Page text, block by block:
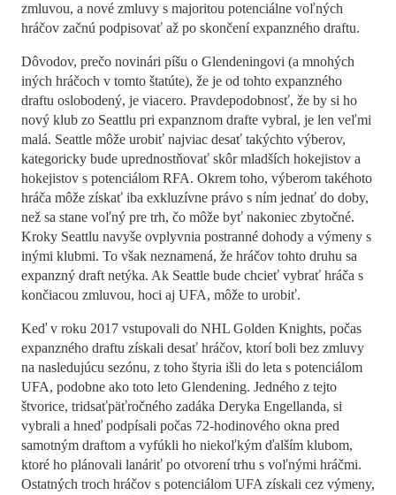
zmluvou, a nové zmluvy s majoritou potenciálne voľných
hráčov začnú podpisovať až po skončení expanzného draftu.
Dôvodov, prečo novinári píšu o Glendeningovi (a mnohých
iných hráčoch v tomto štatúte), že je od tohto expanzného
draftu oslobodený, je viacero. Pravdepodobnosť, že by si ho
nový klub zo Seattlu pri expanznom drafte vybral, je len veľmi
malá. Seattle môže urobiť najviac desať takýchto výberov,
kategoricky bude uprednostňovať skôr mladších hokejistov a
hokejistov s potenciálom RFA. Okrem toho, výberom takéhoto
hráča môže získať iba exkluzívne právo s ním jednať do doby,
než sa stane voľný pre trh, čo môže byť nakoniec zbytočné.
Kroky Seattlu navyše ovplyvnia postranné dohody a výmeny s
inými klubmi. To však neznamená, že hráčov tohto druhu sa
expanzný draft netýka. Ak Seattle bude chcieť vybrať hráča s
končiacou zmluvou, hoci aj UFA, môže to urobiť.
Keď v roku 2017 vstupovali do NHL Golden Knights, počas
expanzného draftu získali desať hráčov, ktorí boli bez zmluvy
na nasledujúcu sezónu, z toho štyria išli do leta s potenciálom
UFA, podobne ako toto leto Glendening. Jedného z tejto
štvorice, tridsaťpäťročného zadáka Deryka Engellanda, si
vybrali a hneď podpísali počas 72-hodinového okna pred
samotným draftom a vyfúkli ho niekoľkým ďalším klubom,
ktoré ho plánovali lanáriť po otvorení trhu s voľnými hráčmi.
Ostatných troch hráčov s potenciálom UFA získali cez výmeny,